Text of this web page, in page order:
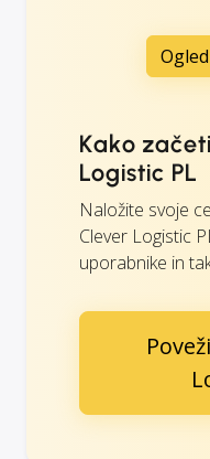
Kako
Logistic PL
Naložite svoje
Clever Logistic
uporabnike in